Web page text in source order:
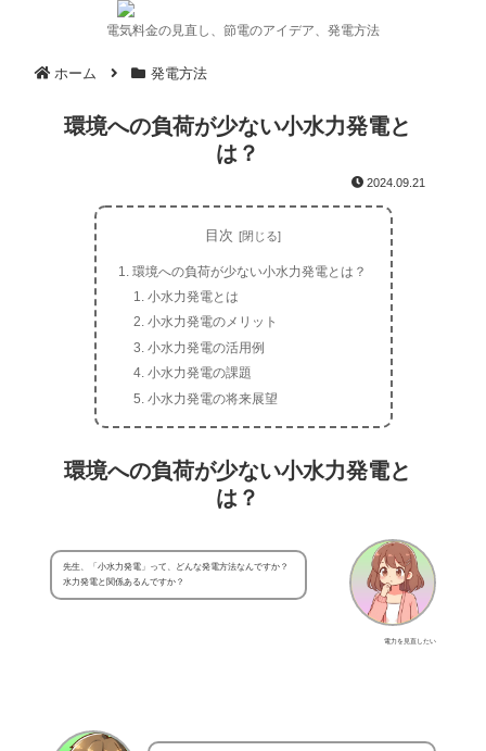
電気料金の見直し、節電のアイデア、発電方法
ホーム 発電方法
環境への負荷が少ない小水力発電と
は？
2024.09.21
目次
環境への負荷が少ない小水力発電とは？
小水力発電とは
小水力発電のメリット
小水力発電の活用例
小水力発電の課題
小水力発電の将来展望
環境への負荷が少ない小水力発電と
は？
電力を見直したい
先生、「小水力発電」って、どんな発電方法なんですか？
水力発電と関係あるんですか？